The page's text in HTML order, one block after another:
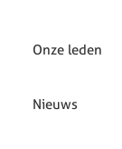
Onze leden
Nieuws